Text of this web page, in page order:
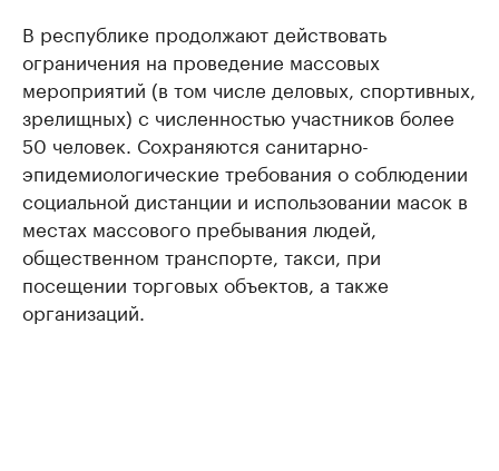
В республике продолжают действовать
ограничения на проведение массовых
мероприятий (в том числе деловых, спортивных,
зрелищных) с численностью участников более
50 человек. Сохраняются санитарно-
эпидемиологические требования о соблюдении
социальной дистанции и использовании масок в
местах массового пребывания людей,
общественном транспорте, такси, при
посещении торговых объектов, а также
организаций.